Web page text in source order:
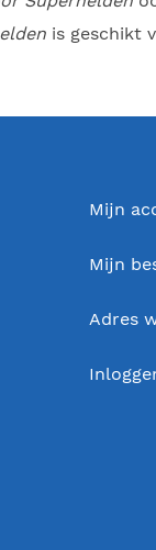
is geschikt
Mijn
Mijn
Adres